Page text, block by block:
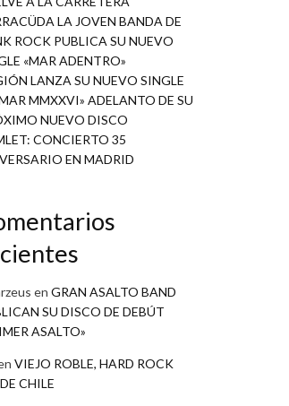
LA JOVEN BANDA DE
ROCK PUBLICA SU NUEVO
«MAR ADENTRO»
LANZA SU NUEVO SINGLE
MMXXVI» ADELANTO DE SU
NUEVO DISCO
CONCIERTO 35
EN MADRID
en GRAN ASALTO BAND
SU DISCO DE DEBÚT
ASALTO»
VIEJO ROBLE, HARD ROCK
CHILE